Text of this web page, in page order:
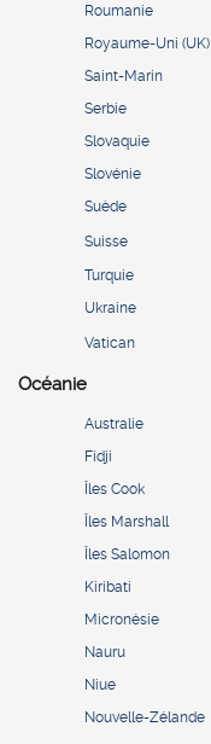
Roumanie
Royaume-Uni (UK)
Saint-Marin
Serbie
Slovaquie
Slovénie
Suède
Suisse
Turquie
Ukraine
Vatican
Océanie
Australie
Fidji
Îles Cook
Îles Marshall
Îles Salomon
Kiribati
Micronésie
Nauru
Niue
Nouvelle-Zélande